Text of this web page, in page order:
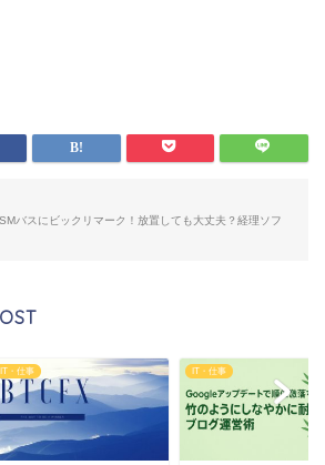
バスにビックリマーク！放置しても大丈夫？経理ソフ
IT・仕事 IT・仕事